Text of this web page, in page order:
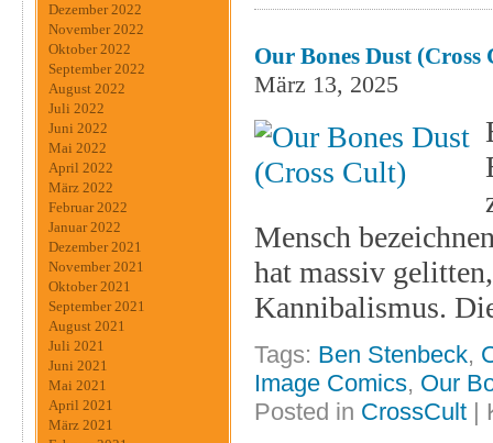
Dezember 2022
November 2022
Oktober 2022
September 2022
August 2022
Juli 2022
Juni 2022
Mai 2022
April 2022
März 2022
Februar 2022
Januar 2022
Dezember 2021
November 2021
Oktober 2021
September 2021
August 2021
Juli 2021
Juni 2021
Mai 2021
April 2021
März 2021
Our Bones Dust (Cross
März 13, 2025
Mensch
hat massiv
Kannibalismus.
Tags: Ben Stenbeck,
Image Comics, Our
Posted in CrossCult |